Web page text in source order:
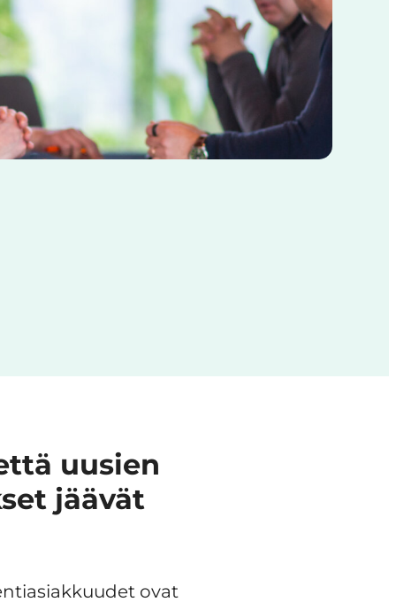
uusien
jäävät
ovat